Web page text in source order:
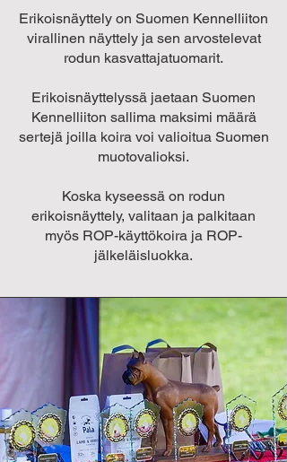
Erikoisnäyttely on Suomen Kennelliiton
virallinen näyttely ja sen arvostelevat
rodun kasvattajatuomarit.
Erikoisnäyttelyssä jaetaan Suomen
Kennelliiton sallima maksimi määrä
sertejä joilla koira voi valioitua Suomen
muotovalioksi.
Koska kyseessä on rodun
erikoisnäyttely, valitaan ja palkitaan
myös ROP-käyttökoira ja ROP-
jälkeläisluokka.